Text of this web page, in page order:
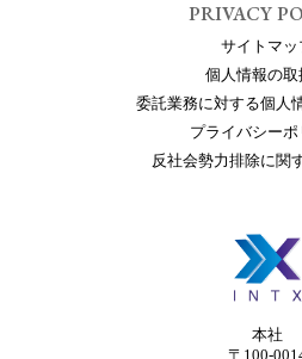
PRIVACY
サイトマッ
個人情報の取
委託業務に対する個人
プライバシーポ
反社会勢力排除に関
本社
〒100-